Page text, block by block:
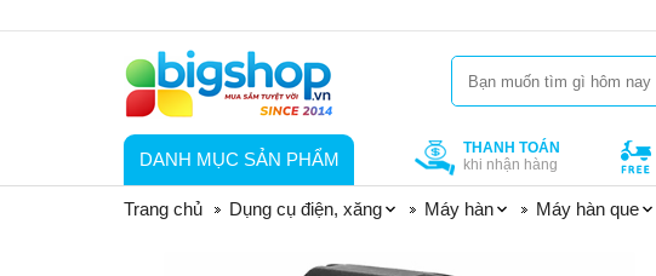
DANH MỤC SẢN PHẨM
THANH TOÁN
khi nhận hàng
Trang chủ
Dụng cụ điện, xăng Máy hàn Máy hàn que